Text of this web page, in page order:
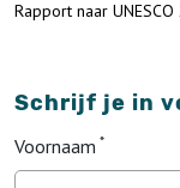
Rapport naar UNESCO
Schrijf je in
Voornaam